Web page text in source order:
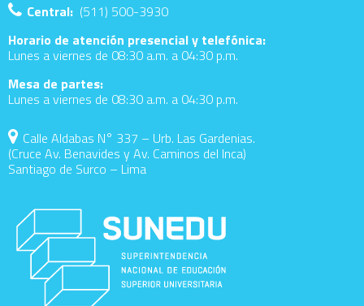
Central: (511) 500-3930
Horario de atención presencial y telefónica:
Lunes a viernes de 08:30 a.m. a 04:30 p.m.
Mesa de partes:
Lunes a viernes de 08:30 a.m. a 04:30 p.m.
Calle Aldabas N° 337 – Urb. Las Gardenias.
(Cruce Av. Benavides y Av. Caminos del Inca)
Santiago de Surco – Lima